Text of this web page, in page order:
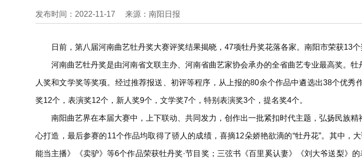
发布时间：2022-11-17 来源：南阳日报
日前，第八届河南曲艺牡丹奖大赛评奖结果揭晓，47项牡丹奖花落各家。南阳市荣获13
河南曲艺牡丹奖是由河南省文联主办、河南省曲艺家协会承办的全省曲艺专业最高奖。
人奖和文学奖等奖项。经过推荐报送、初评等程序，从上报的80余个作品中遴选出38个优
奖12个，表演奖12个，新人奖9个，文学奖7个，特别表演奖3个，提名奖4个。
南阳曲艺界在本届大赛中，上下联动、共同发力，创作出一批紧扣时代主题，弘扬民族
心打造，最后参赛的11个作品均取得了骄人的成绩，喜摘12朵娇艳欲滴的“牡丹花”。其中，
能当主播》《卖驴》等6个作品荣获牡丹奖·节目奖；三弦书《百里奚认妻》《刘大爷送梨》